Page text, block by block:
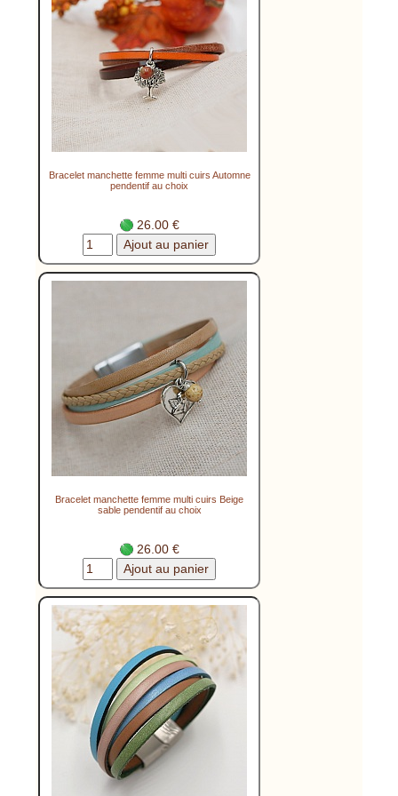
Bracelet manchette femme multi cuirs Automne
pendentif au choix
26.00 €
Bracelet manchette femme multi cuirs Beige
sable pendentif au choix
26.00 €